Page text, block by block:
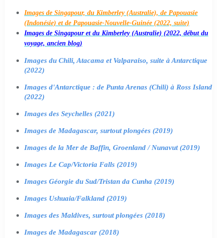
Images de Singapour, du Kimberley (Australie), de Papouasie
(Indonésie) et de Papouasie-Nouvelle-Guinée (2022, suite)
Images de Singapour et du Kimberley (Australie) (2022, début du
voyage, ancien blog)
Images du Chili, Atacama et Valparaiso, suite à Antarctique
(2022)
Images d'Antarctique : de Punta Arenas (Chili) à Ross Island
(2022)
Images des Seychelles (2021)
Images de Madagascar, surtout plongées (2019)
Images de la Mer de Baffin, Groenland / Nunavut (2019)
Images Le Cap/Victoria Falls (2019)
Images Géorgie du Sud/Tristan da Cunha (2019)
Images Ushuaia/Falkland (2019)
Images des Maldives, surtout plongées (2018)
Images de Madagascar (2018)